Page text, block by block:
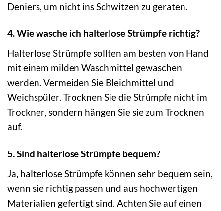
Deniers, um nicht ins Schwitzen zu geraten.
4. Wie wasche ich halterlose Strümpfe richtig?
Halterlose Strümpfe sollten am besten von Hand
mit einem milden Waschmittel gewaschen
werden. Vermeiden Sie Bleichmittel und
Weichspüler. Trocknen Sie die Strümpfe nicht im
Trockner, sondern hängen Sie sie zum Trocknen
auf.
5. Sind halterlose Strümpfe bequem?
Ja, halterlose Strümpfe können sehr bequem sein,
wenn sie richtig passen und aus hochwertigen
Materialien gefertigt sind. Achten Sie auf einen